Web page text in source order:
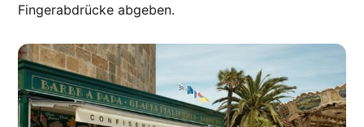
Fingerabdrücke abgeben.